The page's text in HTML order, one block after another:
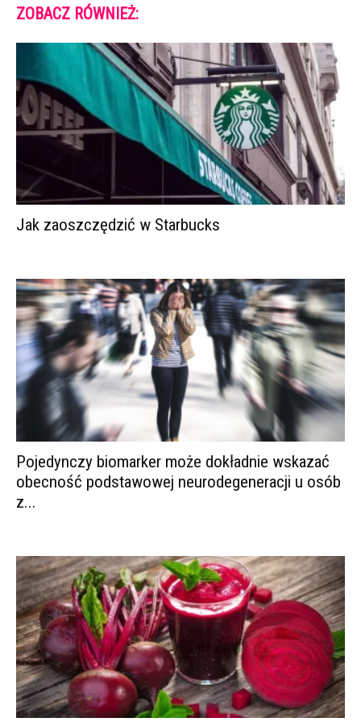
ZOBACZ RÓWNIEŻ:
Jak zaoszczędzić w Starbucks
Pojedynczy biomarker może dokładnie wskazać
obecność podstawowej neurodegeneracji u osób
z...